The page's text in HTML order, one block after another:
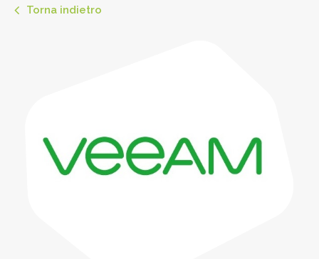
Torna indietro